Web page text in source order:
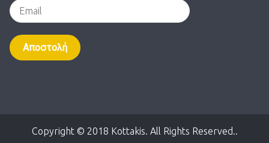
Copyright © 2018 Kottakis. All Rights Reserved..